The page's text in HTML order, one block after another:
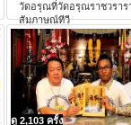
วัดอรุณที่วัดอรุณราชวราร
สัมภาษณ์ทีวี
ดู 2,103 ครั้ง